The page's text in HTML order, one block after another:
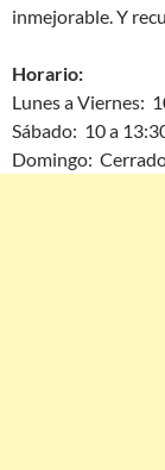
inmejorable. Y
Horario:
Lunes a Viernes:
Sábado: 10 a
Domingo: